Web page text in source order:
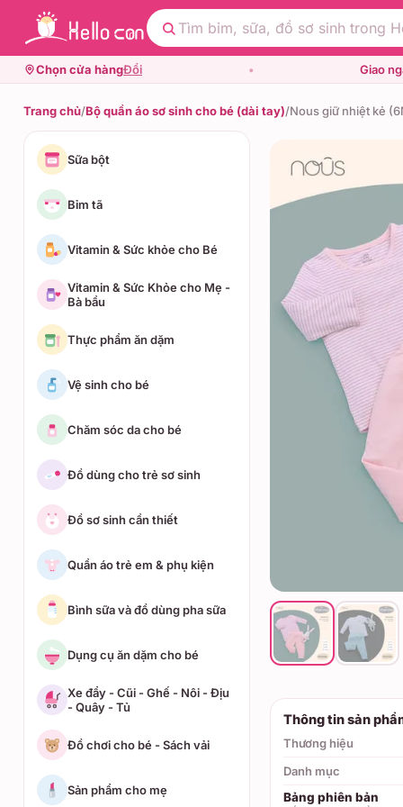
Chọn cửa hàngĐổi • Giao
Trang chủ/Bộ quần áo sơ sinh cho bé (dài tay)/Nous giữ nhiệt kẻ
Sữa bột
Bỉm tã
Vitamin & Sức khỏe cho Bé
Vitamin & Sức Khỏe cho Mẹ -
Bà bầu
Thực phẩm ăn dặm
Vệ sinh cho bé
Chăm sóc da cho bé
Đồ dùng cho trẻ sơ sinh
Đồ sơ sinh cần thiết
Quần áo trẻ em & phụ kiện
Bình sữa và đồ dùng pha sữa
Dụng cụ ăn dặm cho bé
Xe đẩy - Cũi - Ghế - Nôi - Địu
- Quây - Tủ
Đồ chơi cho bé - Sách vải
Sản phẩm cho mẹ
Thông tin sản
Thương hiệu
Danh mục
Bảng phiên bản